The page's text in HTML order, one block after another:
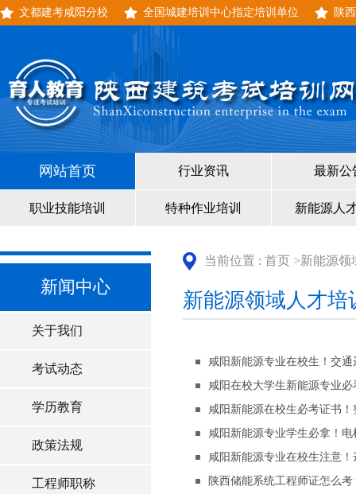
文都建考咸阳分校 全国城建培训中心指定培训单位 陕
网站首页 行业资讯 最新公
职业技能培训 特种作业培训 新能源人
新闻中心
关于我们
考试动态
学历教育
政策法规
工程师职称
当前位置 : 首页 >新能源领
新能源领域人才培
咸阳新能源专业在校生！交
咸阳在校大学生新能源专业
咸阳新能源在校生必考证书
咸阳新能源专业学生必拿！
咸阳新能源专业在校生注意
陕西储能系统工程师证怎么